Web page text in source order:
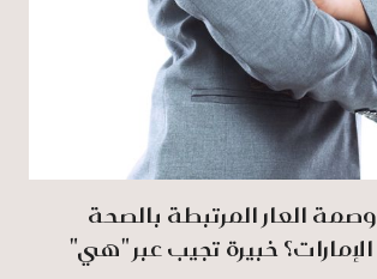
العار المرتبطة بالصحة
خبيرة تجيب عبر "هي"